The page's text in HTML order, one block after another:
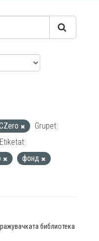
Grupet:
Etiketat:
фонд
библиотека